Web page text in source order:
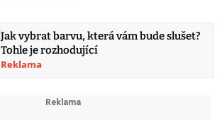
Jak vybrat barvu, která vám bude slušet?
Tohle je rozhodující
Reklama